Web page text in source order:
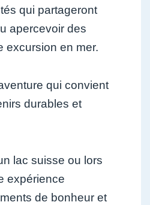
qui partageront
apercevoir des
excursion en mer.
qui convient
durables et
lac suisse ou lors
expérience
de bonheur et